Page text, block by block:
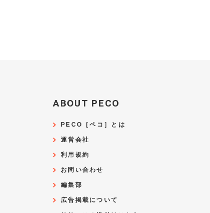
ABOUT PECO
PECO［ペコ］とは
運営会社
利用規約
お問い合わせ
編集部
広告掲載について